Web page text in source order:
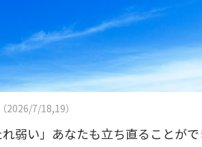
2026/7/18,19）
れ弱い」あなたも立ち直ることがで